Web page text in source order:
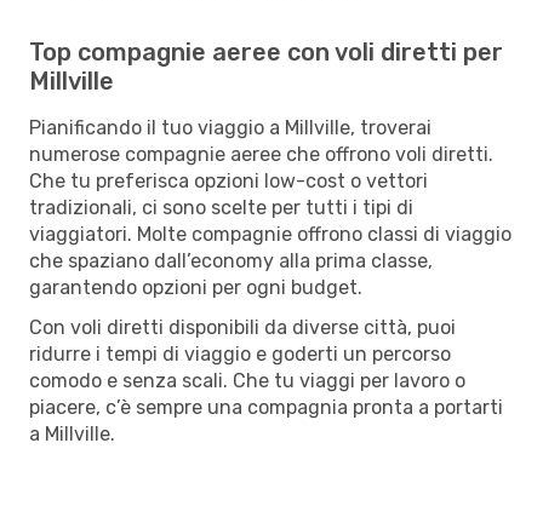
Top compagnie aeree con voli diretti per
Millville
Pianificando il tuo viaggio a Millville, troverai
numerose compagnie aeree che offrono voli diretti.
Che tu preferisca opzioni low-cost o vettori
tradizionali, ci sono scelte per tutti i tipi di
viaggiatori. Molte compagnie offrono classi di viaggio
che spaziano dall’economy alla prima classe,
garantendo opzioni per ogni budget.
Con voli diretti disponibili da diverse città, puoi
ridurre i tempi di viaggio e goderti un percorso
comodo e senza scali. Che tu viaggi per lavoro o
piacere, c’è sempre una compagnia pronta a portarti
a Millville.